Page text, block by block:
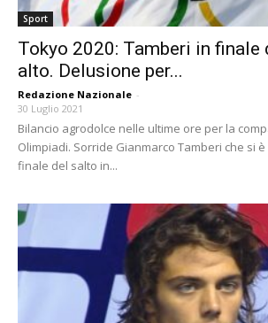
Sport
Tokyo 2020: Tamberi in finale
alto. Delusione per...
Redazione Nazionale -
30 Luglio 2021
Bilancio agrodolce nelle ultime ore per la
Olimpiadi. Sorride Gianmarco Tamberi che si
finale del salto in...